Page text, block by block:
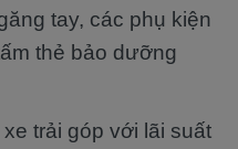
tay, các phụ kiện
thẻ bảo dưỡng
trải góp với lãi suất